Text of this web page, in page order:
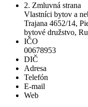
2. Zmluvná strana
Vlastníci bytov a
Trajana 4652/14,
bytové družstvo,
IČO
00678953
DIČ
Adresa
Telefón
E-mail
Web